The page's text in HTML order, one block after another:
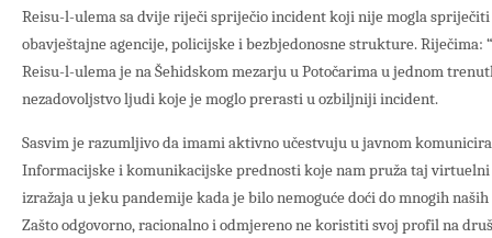
Reisu-l-ulema sa dvije riječi spriječio incident koji nije mogla spriječiti
obavještajne agencije, policijske i bezbjedonosne strukture. Riječima:
Reisu-l-ulema je na Šehidskom mezarju u Potočarima u jednom
nezadovoljstvo ljudi koje je moglo prerasti u ozbiljniji incident.
Sasvim je razumljivo da imami aktivno učestvuju u javnom
Informacijske i komunikacijske prednosti koje nam pruža taj virtuelni
izražaja u jeku pandemije kada je bilo nemoguće doći do mnogih
Zašto odgovorno, racionalno i odmjereno ne koristiti svoj profil na